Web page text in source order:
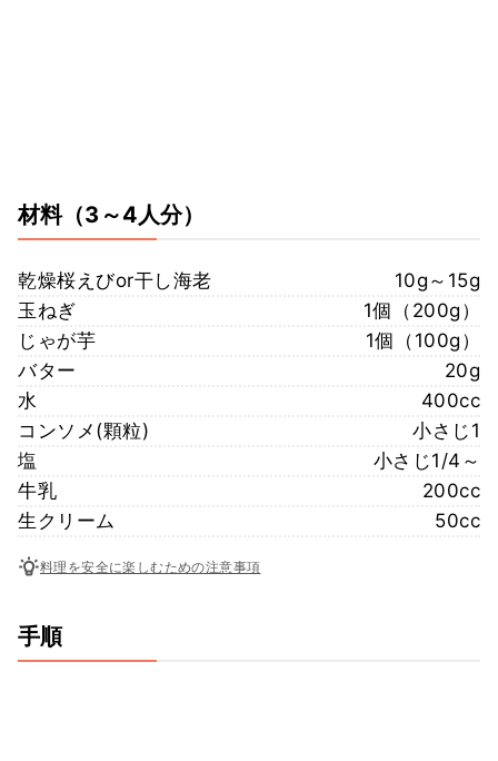
材料（3～4人分）
乾燥桜えびor干し海老
10g～15g
玉ねぎ
1個（200g）
じゃが芋
1個（100g）
バター
20g
水
400cc
コンソメ(顆粒)
小さじ1
塩
小さじ1/4～
牛乳
200cc
生クリーム
50cc
料理を安全に楽しむための注意事項
手順